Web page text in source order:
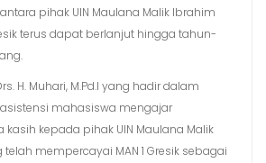
pihak UIN Maulana Malik Ibrahim
terus dapat berlanjut hingga tahun-
H. Muhari, M.Pd.I yang hadir dalam
mahasiswa mengajar
kepada pihak UIN Maulana Malik
mempercayai MAN 1 Gresik sebagai